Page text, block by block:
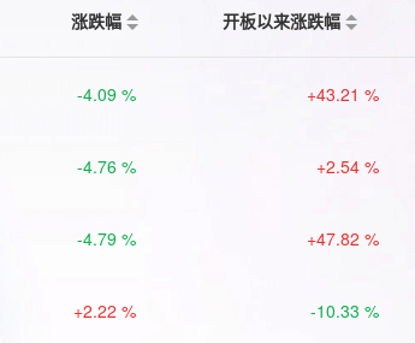
涨跌幅 开板以来涨跌幅
-4.09 % +43.21 %
-4.76 % +2.54 %
-4.79 % +47.82 %
+2.22 % -10.33 %